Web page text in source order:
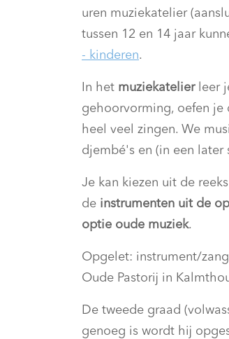
uren muziekatelier
tussen 12 en 14 jaar
- kinderen.
In het muziekatelierleer
gehoorvorming, oefen je
heel veel zingen. We
djembé's en (in een later
Je kan kiezen uit de reeks
de instrumenten uit de
optie oude muziek.
Opgelet: instrument/
Oude Pastorij in
De tweede graad
genoeg is wordt hij